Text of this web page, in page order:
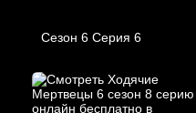
Сезон 6 Серия 6